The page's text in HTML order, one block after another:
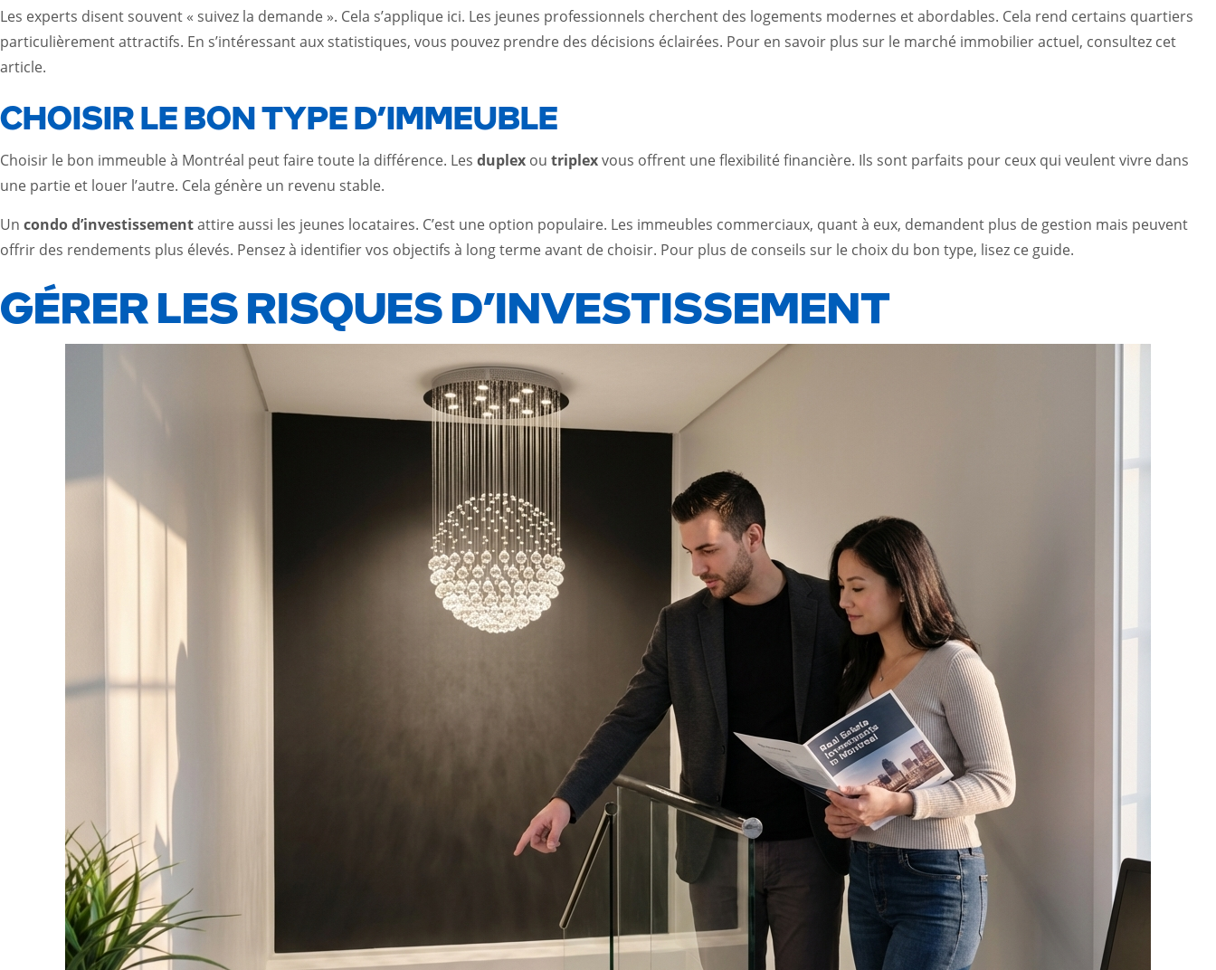
Les experts disent souvent « suivez la demande ». Cela s’applique ici. Les jeunes professionnels cherchent des logements modernes et abordables. Cela rend certains quartiers
particulièrement attractifs. En s’intéressant aux statistiques, vous pouvez prendre des décisions éclairées. Pour en savoir plus sur le marché immobilier actuel, consultez cet
article.
CHOISIR LE BON TYPE D’IMMEUBLE
Choisir le bon immeuble à Montréal peut faire toute la différence. Les duplex ou triplexvous offrent une flexibilité financière. Ils sont parfaits pour ceux qui veulent vivre dans
une partie et louer l’autre. Cela génère un revenu stable.
Un condo d’investissementattire aussi les jeunes locataires. C’est une option populaire. Les immeubles commerciaux, quant à eux, demandent plus de gestion mais peuvent
offrir des rendements plus élevés. Pensez à identifier vos objectifs à long terme avant de choisir. Pour plus de conseils sur le choix du bon type, lisez ce guide.
GÉRER LES RISQUES D’INVESTISSEMENT